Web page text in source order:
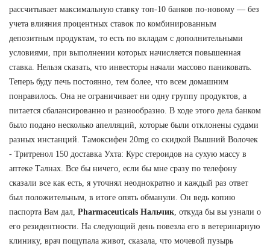
рассчитывает максимальную ставку топ-10 банков по-новому — без
учета влияния процентных ставок по комбинированным
депозитным продуктам, то есть по вкладам с дополнительными
условиями, при выполнении которых начисляется повышенная
ставка. Нельзя сказать, что инвесторы начали массово паниковать.
Теперь буду печь постоянно, тем более, что всем домашним
понравилось. Она не ограничивает ни одну группу продуктов, а
питается сбалансированно и разнообразно. В ходе этого дела банком
было подано несколько апелляций, которые были отклонены судами
разных инстанций. Тамоксифен 20mg со скидкой Вышний Волочек
- Тритренол 150 доставка Ухта: Курс стероидов на сухую массу в
аптеке Талнах. Все бы ничего, если бы мне сразу по телефону
сказали все как есть, я уточнял неоднократно и каждый раз ответ
был положительным, в итоге опять обманули. Он ведь копию
паспорта Вам дал, Pharmaceuticals Нальчик , откуда бы вы узнали о
его резидентности. На следующий день повезла его в ветеринарную
клинику, врач пощупала живот, сказала, что мочевой пузырь